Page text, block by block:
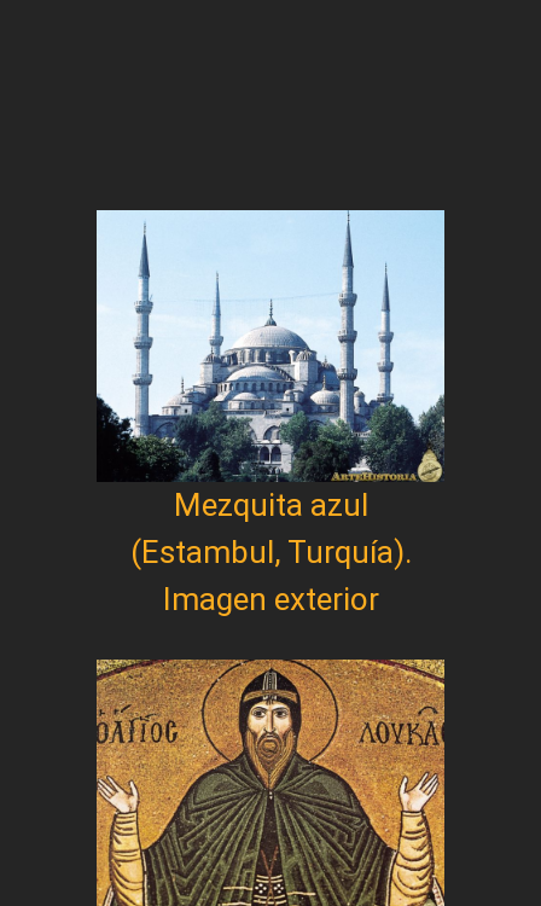
Mezquita azul
(Estambul, Turquía).
Imagen exterior